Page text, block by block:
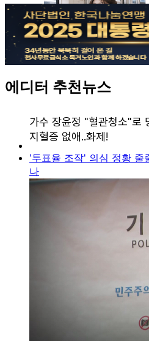
에디터 추천뉴스
'투표율 조작' 의심 정황 줄
나